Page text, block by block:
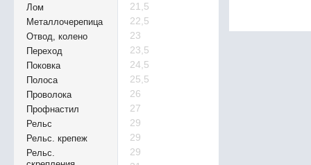
Лом
Металлочерепица
Отвод, колено
Переход
Поковка
Полоса
Проволока
Профнастил
Рельс
Рельс. крепеж
Рельс.
21,5
22,5
23
23,5
24,5
25,5
26
27
29
29
29